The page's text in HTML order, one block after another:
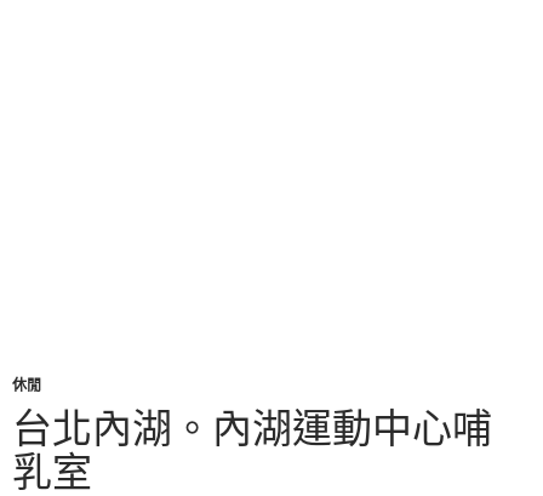
休閒
台北內湖。內湖運動中心哺
乳室